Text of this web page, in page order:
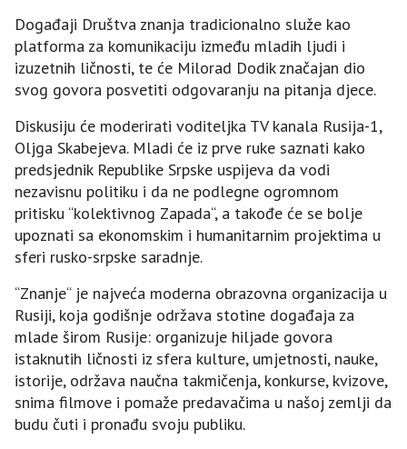
Događaji Društva znanja tradicionalno služe kao
platforma za komunikaciju između mladih ljudi i
izuzetnih ličnosti, te će Milorad Dodik značajan dio
svog govora posvetiti odgovaranju na pitanja djece.
Diskusiju će moderirati voditeljka TV kanala Rusija-1,
Oljga Skabejeva. Mladi će iz prve ruke saznati kako
predsjednik Republike Srpske uspijeva da vodi
nezavisnu politiku i da ne podlegne ogromnom
pritisku “kolektivnog Zapada“, a takođe će se bolje
upoznati sa ekonomskim i humanitarnim projektima u
sferi rusko-srpske saradnje.
“Znanje“ je najveća moderna obrazovna organizacija u
Rusiji, koja godišnje održava stotine događaja za
mlade širom Rusije: organizuje hiljade govora
istaknutih ličnosti iz sfera kulture, umjetnosti, nauke,
istorije, održava naučna takmičenja, konkurse, kvizove,
snima filmove i pomaže predavačima u našoj zemlji da
budu čuti i pronađu svoju publiku.